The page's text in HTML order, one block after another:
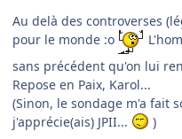
Au delà des controverses
pour le monde :o
sans précédent qu'on lui
Repose en Paix, Karol...
(Sinon, le sondage m'a fait
j'apprécie(ais) JPII...
)